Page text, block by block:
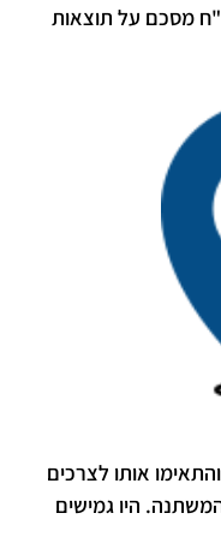
מסכם על תוצאות
אותו לצרכים
היו גמישים